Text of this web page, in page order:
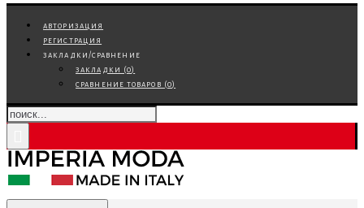
авторизация
регистрация
закладки/сравнение
закладки (0)
сравнение товаров (0)